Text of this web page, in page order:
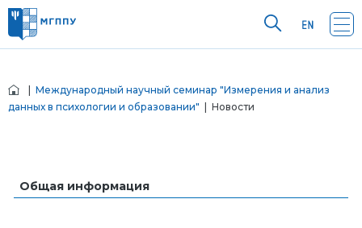
Международный научный семинар "Измерения и анализ
данных в психологии и образовании" | Новости
Общая информация